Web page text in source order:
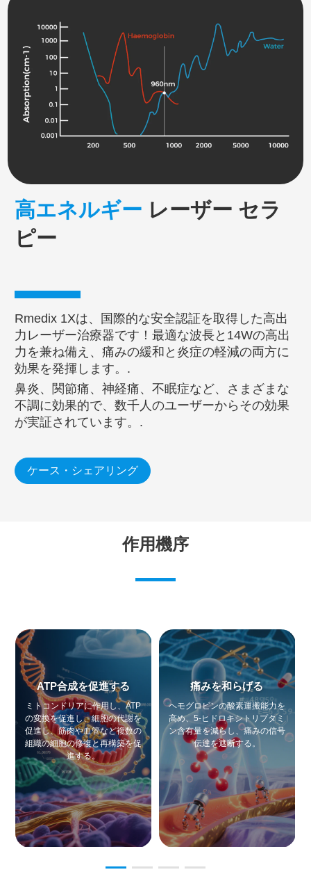
高エネルギー レーザー セラ
ピー
Rmedix 1Xは、国際的な安全認証を取得した高出
力レーザー治療器です！最適な波長と14Wの高出
力を兼ね備え、痛みの緩和と炎症の軽減の両方に
効果を発揮します。.
鼻炎、関節痛、神経痛、不眠症など、さまざまな
不調に効果的で、数千人のユーザーからその効果
が実証されています。.
ケース・シェアリング
作用機序
ATP合成を促進する
ミトコンドリアに作用し、ATP
の変換を促進し、細胞の代謝を
促進し、筋肉や血管など複数の
組織の細胞の修復と再構築を促
進する。
痛みを和らげる
ヘモグロビンの酸素運搬能力を
高め、5-ヒドロキシトリプタミ
ン含有量を減らし、痛みの信号
伝達を遮断する。